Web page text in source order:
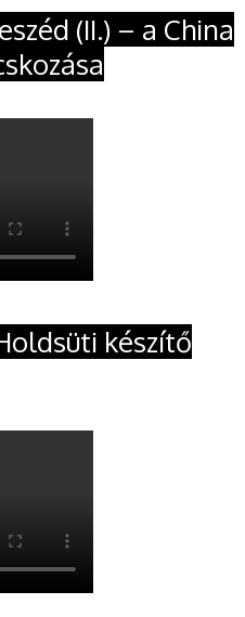
(II.) – a China
készítő